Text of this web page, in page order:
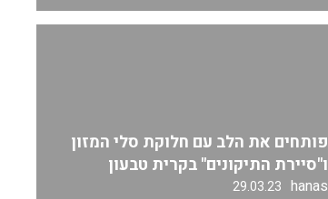
פותחים את הלב עם חלוקת סלי המזון
ו"סיירת התיקונים" בקרית טבעון
hanas
29.03.23